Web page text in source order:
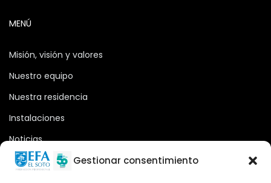
Gestionar consentimiento
MENÚ
Misión, visión y valores
Nuestro equipo
Nuestra residencia
Instalaciones
Noticias
Oferta formativa